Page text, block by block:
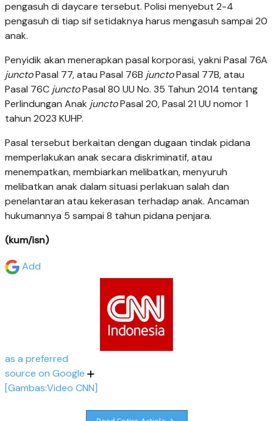
pengasuh di daycare tersebut. Polisi menyebut 2-4
pengasuh di tiap sif setidaknya harus mengasuh sampai 20
anak.
Penyidik akan menerapkan pasal korporasi, yakni Pasal 76A
junctoPasal 77, atau Pasal 76B junctoPasal 77B, atau
Pasal 76C junctoPasal 80 UU No. 35 Tahun 2014 tentang
Perlindungan Anak junctoPasal 20, Pasal 21 UU nomor 1
tahun 2023 KUHP.
Pasal tersebut berkaitan dengan dugaan tindak pidana
memperlakukan anak secara diskriminatif, atau
menempatkan, membiarkan melibatkan, menyuruh
melibatkan anak dalam situasi perlakuan salah dan
penelantaran atau kekerasan terhadap anak. Ancaman
hukumannya 5 sampai 8 tahun pidana penjara.
(kum/isn)
Add
as a preferred
source on Google
[Gambas:Video CNN]